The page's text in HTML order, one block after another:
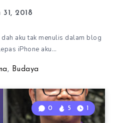
31, 2018
aku tak menulis dalam blog
iPhone aku…
, Budaya
0 5 1